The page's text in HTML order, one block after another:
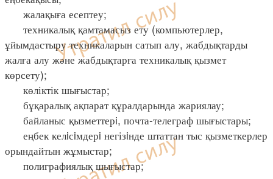
жалақыға есептеу;
техникалық қамтамасыз ету (компьютерлер,
ұйымдастыру техникаларын сатып алу, жабдықтарды
жалға алу және жабдықтарға техникалық қызмет
көрсету);
көліктік шығыстар;
бұқаралық ақпарат құралдарында жариялау;
байланыс қызметтерi, почта-телеграф шығыстары;
еңбек келiсiмдерi негізiнде штаттан тыс қызметкерлер
орындайтын жұмыстар;
полиграфиялық шығыстар;